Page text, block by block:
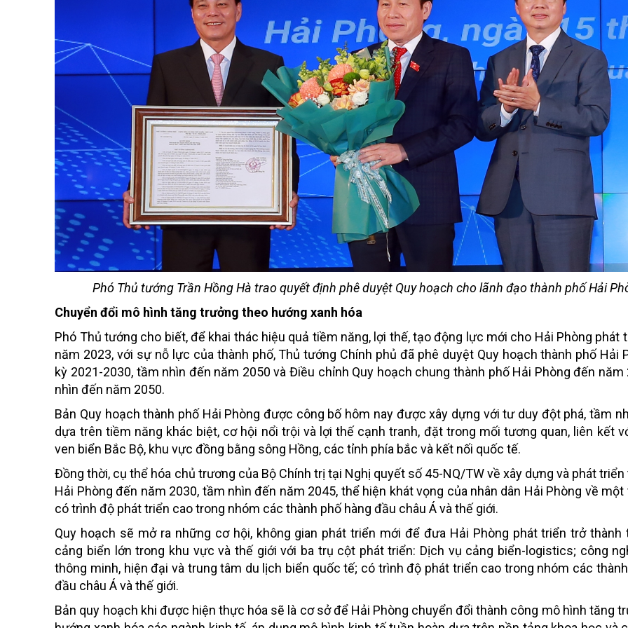
Phó Thủ tướng Trần Hồng Hà trao quyết định phê duyệt Quy hoạch cho lãnh đạo thành phố Hải
Chuyển đổi mô hình tăng trưởng theo hướng xanh hóa
Phó Thủ tướng cho biết, để khai thác hiệu quả tiềm năng, lợi thế, tạo động lực mới cho Hải Phòng phát
năm 2023, với sự nỗ lực của thành phố, Thủ tướng Chính phủ đã phê duyệt Quy hoạch thành phố Hải
kỳ 2021-2030, tầm nhìn đến năm 2050 và Điều chỉnh Quy hoạch chung thành phố Hải Phòng đến năm
nhìn đến năm 2050.
Bản Quy hoạch thành phố Hải Phòng được công bố hôm nay được xây dựng với tư duy đột phá, tầm
dựa trên tiềm năng khác biệt, cơ hội nổi trội và lợi thế cạnh tranh, đặt trong mối tương quan, liên kết
ven biển Bắc Bộ, khu vực đồng bằng sông Hồng, các tỉnh phía bắc và kết nối quốc tế.
Đồng thời, cụ thể hóa chủ trương của Bộ Chính trị tại Nghị quyết số 45-NQ/TW về xây dựng và phát triển
Hải Phòng đến năm 2030, tầm nhìn đến năm 2045, thể hiện khát vọng của nhân dân Hải Phòng về một
có trình độ phát triển cao trong nhóm các thành phố hàng đầu châu Á và thế giới.
Quy hoạch sẽ mở ra những cơ hội, không gian phát triển mới để đưa Hải Phòng phát triển trở thành
cảng biển lớn trong khu vực và thế giới với ba trụ cột phát triển: Dịch vụ cảng biển-logistics; công
thông minh, hiện đại và trung tâm du lịch biển quốc tế; có trình độ phát triển cao trong nhóm các
đầu châu Á và thế giới.
Bản quy hoạch khi được hiện thực hóa sẽ là cơ sở để Hải Phòng chuyển đổi thành công mô hình tăng